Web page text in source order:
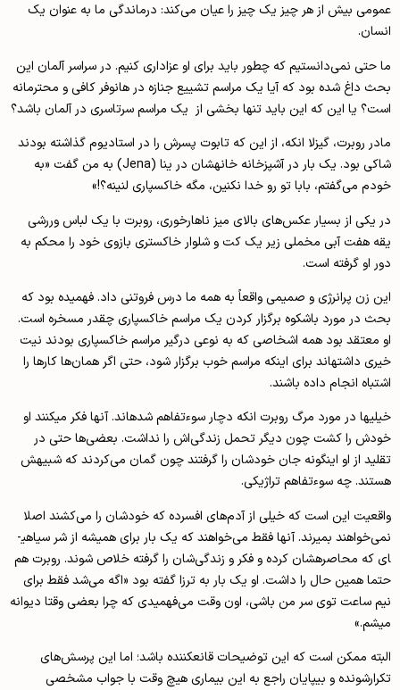
عمومی بیش از هر چیز یک چیز را عیان می‌کند: درماندگی ما به عنوان یک
انسان.
ما حتی نمی‌دانستیم که چطور باید برای او عزاداری کنیم. در سراسر آلمان این
بحث داغ شده بود که آیا یک مراسم تشییع جنازه در هانوفر کافی و محترمانه
است؟ یا این که این باید تنها بخشی از یک مراسم سرتاسری در آلمان باشد؟
مادر روبرت، گیزلا انکه، از این که تابوت پسرش را در استادیوم گذاشته بودند
شاکی بود. یک بار در آشپزخانه خانه­شان در ینا (Jena) به من گفت «به
خودم می‌گفتم، بابا تو رو خدا نکنین، مگه خاکسپاری لنینه؟!»
در یکی از بسیار عکس‌های بالای میز ناهارخوری، روبرت با یک لباس وررشی
یقه هفت آبی مخملی زیر یک کت و شلوار خاکستری بازوی خود را محکم به
دور او گرفته است.
این زن پرانرژی و صمیمی واقعاً به همه ما درس فروتنی داد. فهمیده بود که
بحث در مورد باشکوه برگزار کردن یک مراسم خاکسپاری چقدر مسخره است.
او معتقد بود همه اشخاصی که به نوعی درگیر مراسم خاکسپاری بودند نیت
خیری داشته­اند برای اینکه مراسم خوب برگزار شود، حتی اگر همان‌ها کارها را
اشتباه انجام داده باشند.
خیلی­ها در مورد مرگ روبرت انکه دچار سوء­تفاهم شده­اند. آنها فکر می­کنند او
خودش را کشت چون دیگر تحمل زندگی‌اش را نداشت. بعضی‌ها حتی در
تقلید از او اینگونه جان خودشان را گرفتند چون گمان می‌کردند که شبیهش
هستند. چه سوء­تفاهم تراژیکی.
واقعیت این است که خیلی از آدم‌های افسرده که خودشان را می‌کشند اصلا
نمی‌خواهند بمیرند. آنها فقط می‌خواهند که یک بار برای همیشه از شر سیاهی­
ای که محاصره­شان کرده و فکر و زندگی‌شان را گرفته خلاص شوند. روبرت هم
حتما همین حال را داشت. او یک بار به ترزا گفته بود «اگه می‌شد فقط برای
نیم­ ساعت توی سر من باشی، اون وقت می‌فهمیدی که چرا بعضی وقتا دیوانه
میشم.»
البته ممکن است که این توضیحات قانع­کننده باشد؛ اما این پرسش‌های
تکرارشونده و بی­پایان راجع به این بیماری هیچ وقت با جواب مشخصی